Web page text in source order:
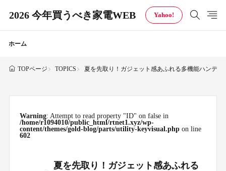
2026 今年買うべき家電WEB Yahoo!
ホーム
TOPページ TOPICS 夏を先取り！ガジェット感あふれる多機能ハンデ
Warning: Attempt to read property "ID" on false in
/home/r1094010/public_html/rtnet1.xyz/wp-
content/themes/gold-blog/parts/utility-keyvisual.phpon line
602
夏を先取り！ガジェット感あふれる